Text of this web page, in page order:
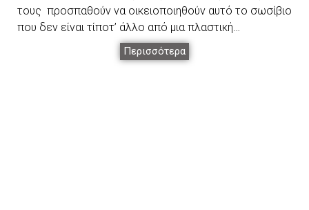
τους προσπαθούν να οικειοποιηθούν αυτό το σωσίβιο
που δεν είναι τίποτ’ άλλο από μια πλαστική…
Περισσότερα